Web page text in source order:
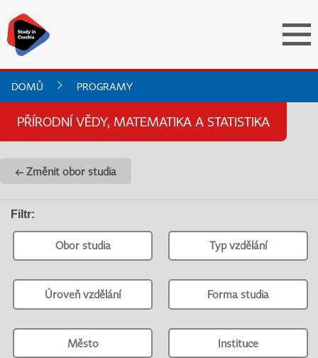
DOMŮ PROGRAMY
PŘÍRODNÍ VĚDY, MATEMATIKA A STATISTIKA
← Změnit obor studia
Filtr:
Obor studia Typ vzdělání
Úroveň vzdělání Forma studia
Město Instituce